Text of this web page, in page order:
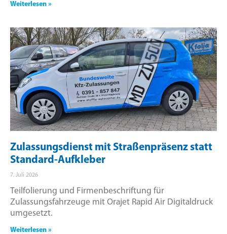
Weiterlesen »
Zulassungsdienst mit Straßenpräsenz statt
Standard-Aufkleber
7. Juli 2026
Teilfolierung und Firmenbeschriftung für
Zulassungsfahrzeuge mit Orajet Rapid Air Digitaldruck
umgesetzt.
Weiterlesen »